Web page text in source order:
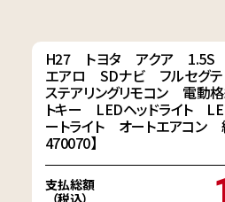
H27 トヨタ アクア 1.5S
エアロ SDナビ フルセグ
ステアリングリモコン 電動
トキー LEDヘッドライト
ートライト オートエアコン
470070】
支払総額
（税込）